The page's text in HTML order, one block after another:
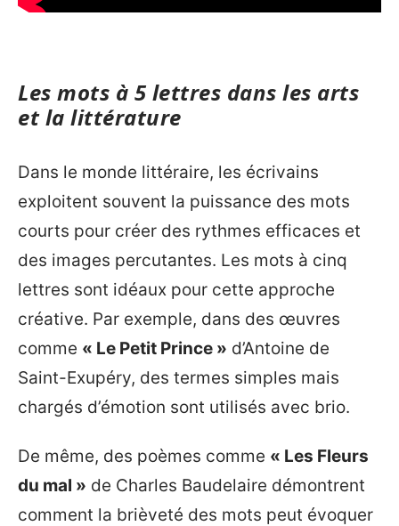
Les mots à 5 lettres dans les arts
et la littérature
Dans le monde littéraire, les écrivains
exploitent souvent la puissance des mots
courts pour créer des rythmes efficaces et
des images percutantes. Les mots à cinq
lettres sont idéaux pour cette approche
créative. Par exemple, dans des œuvres
comme « Le Petit Prince » d’Antoine de
Saint-Exupéry, des termes simples mais
chargés d’émotion sont utilisés avec brio.
De même, des poèmes comme « Les Fleurs
du mal » de Charles Baudelaire démontrent
comment la brièveté des mots peut évoquer